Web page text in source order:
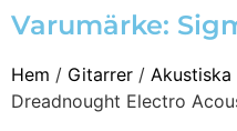
Varumärke:
Hem / Gitarrer /
Dreadnought Electro